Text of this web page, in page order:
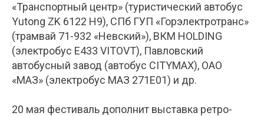
«Транспортный центр» (туристический автобус
Yutong ZK 6122 Н9), СПб ГУП «Горэлектротранс»
(трамвай 71-932 «Невский»), ВКМ HOLDING
(электробус E433 VITOVT), Павловский
автобусный завод (автобус CITYMAX), ОАО
«МАЗ» (электробус МАЗ 271Е01) и др.
20 мая фестиваль дополнит выставка ретро-